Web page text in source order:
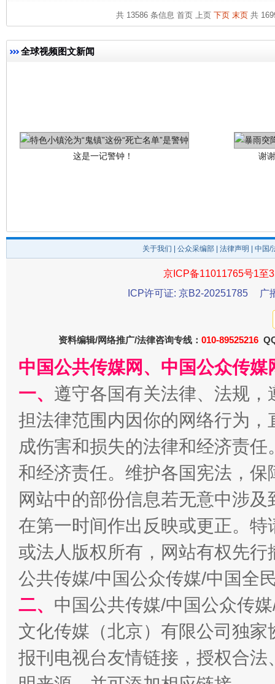
共 13586 条信息 首页 上页 下页 末页共
全球视频图文新闻
在谋一域中谋全局
今
习近平的博鳌关键词
“刷贴”乱象丛生
生
关于我们 公众采编部 法律声明 | 中国
京ICP备11011765号1至
ICP许可证: 京B2-20251785
广
资料编辑/网络推广/法律咨询专线： 010-89525216
中国公共传媒网、中国公众传
一、 遵守各国有关法律、法规
担法律范围内因你的网络行为
成伤害和损失的法律和经济责
和经济责任。维护各国宪法，
网站中的部份信息若无意中涉
在第一时间作出反映或更正。
或法人版权所有，网站有权先
公共传媒/中国公众传媒/中国全
二、 中国公共传媒/中国公众传
文化传媒（北京）有限公司独
报刊电视台友情链接，授权合